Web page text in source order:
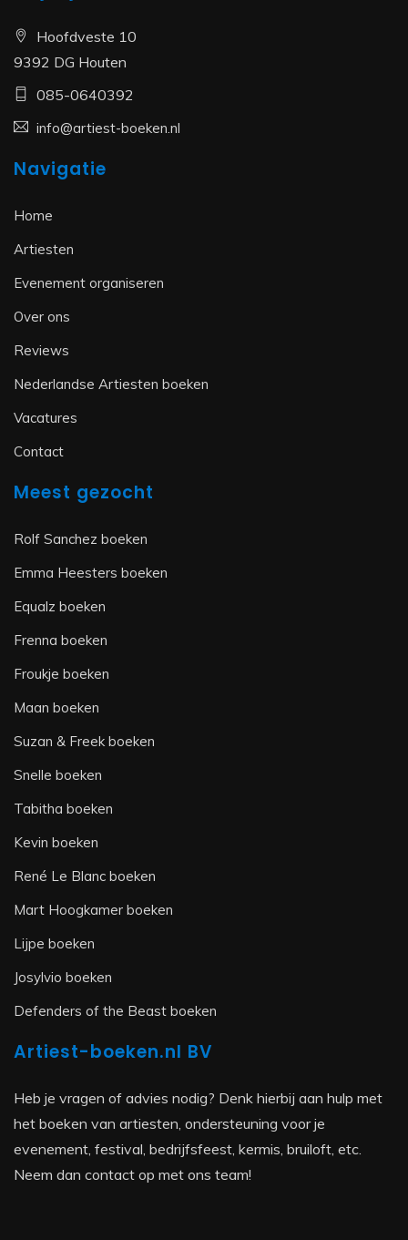
Hoofdveste 10
9392 DG Houten
085-0640392
info@artiest-boeken.nl
Navigatie
Home
Artiesten
Evenement organiseren
Over ons
Reviews
Nederlandse Artiesten boeken
Vacatures
Contact
Meest gezocht
Rolf Sanchez boeken
Emma Heesters boeken
Equalz boeken
Frenna boeken
Froukje boeken
Maan boeken
Suzan & Freek boeken
Snelle boeken
Tabitha boeken
Kevin boeken
René Le Blanc boeken
Mart Hoogkamer boeken
Lijpe boeken
Josylvio boeken
Defenders of the Beast boeken
Artiest-boeken.nl BV
Heb je vragen of advies nodig? Denk hierbij aan hulp met
het boeken van artiesten, ondersteuning voor je
evenement, festival, bedrijfsfeest, kermis, bruiloft, etc.
Neem dan contact op met ons team!